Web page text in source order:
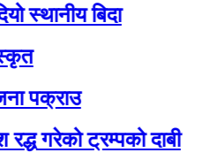
बिदा
ट्रम्पको दाबी